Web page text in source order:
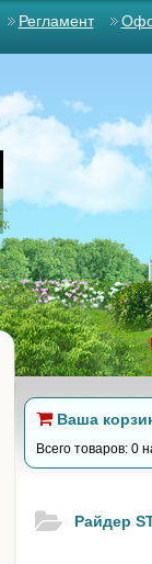
Регламент
Ваша
Всего товаров: 0
Paйдep